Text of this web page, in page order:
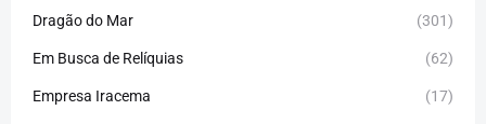
Dragão do Mar (301)
Em Busca de Relíquias (62)
Empresa Iracema (17)